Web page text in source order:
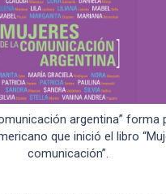
argentina” forma
que inició el libro
comunicación”.